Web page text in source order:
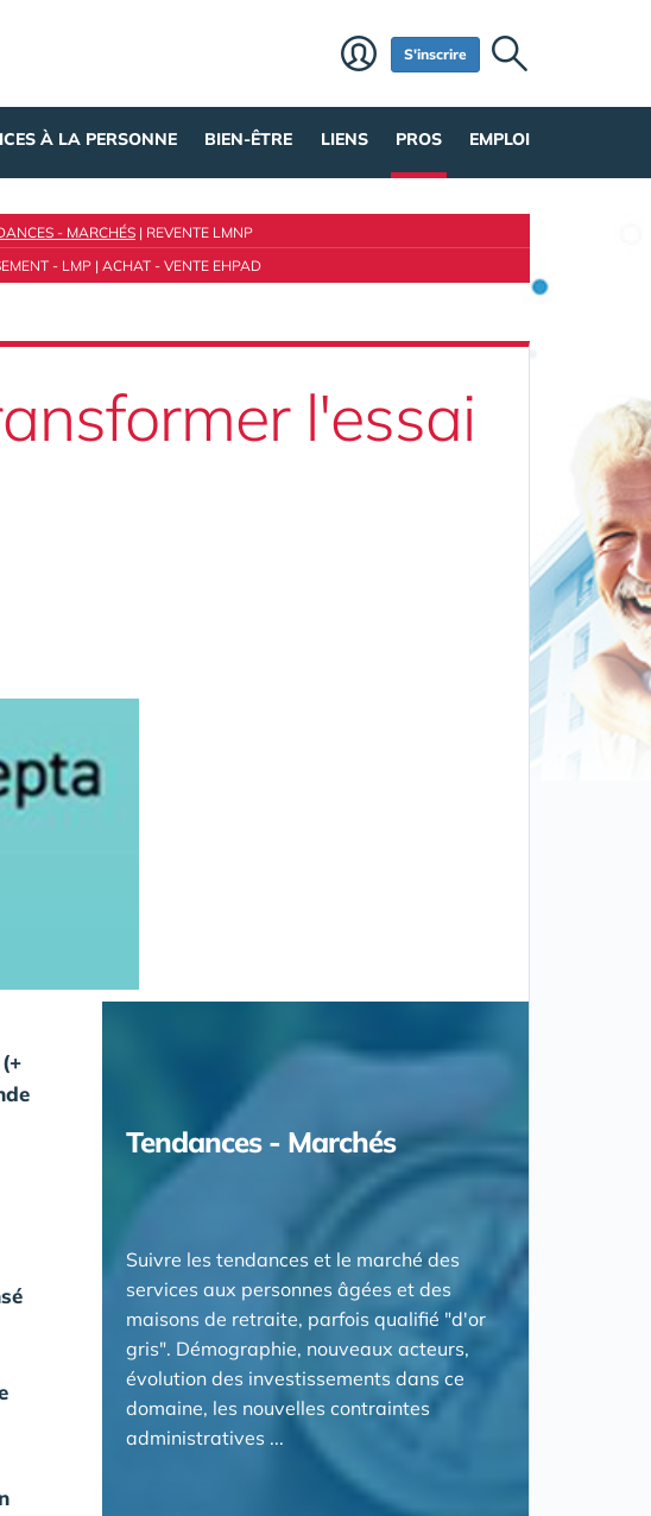
S'inscrire
À LA PERSONNE BIEN-ÊTRE LIENS PROS EMPLOI
- MARCHÉS | REVENTE LMNP
- LMP | ACHAT - VENTE EHPAD
l'essai
Tendances - Marchés
Suivre les tendances et le marché des
services aux personnes âgées et des
maisons de retraite, parfois qualifié "d'or
gris". Démographie, nouveaux acteurs,
évolution des investissements dans ce
domaine, les nouvelles contraintes
administratives ...